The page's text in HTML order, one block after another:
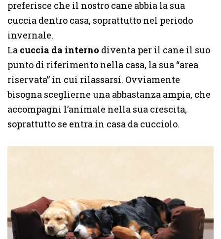
preferisce che il nostro cane abbia la sua
cuccia dentro casa, soprattutto nel periodo
invernale.
La cuccia da interno diventa per il cane il suo
punto di riferimento nella casa, la sua “area
riservata” in cui rilassarsi. Ovviamente
bisogna sceglierne una abbastanza ampia, che
accompagni l’animale nella sua crescita,
soprattutto se entra in casa da cucciolo.